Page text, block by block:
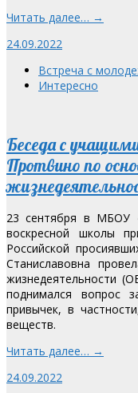
Читать далее… →
24.09.2022
Встреча с
Интересно
Беседа с
Протвино по
23 сентября в МБОУ
воскресной школы
Российской
Станиславовна
жизнедеятельности
поднимался вопрос
привычек, в
веществ.
Читать далее… →
24.09.2022